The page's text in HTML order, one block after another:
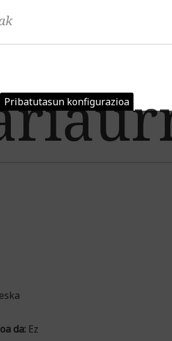
da: Ez
Pribatutasun konfigurazioa